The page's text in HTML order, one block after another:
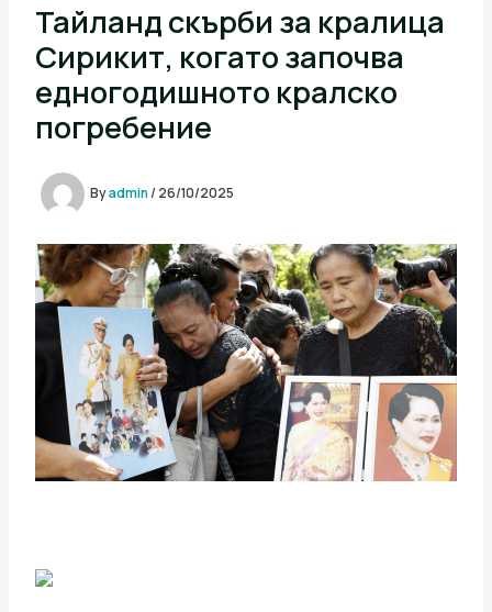
Тайланд скърби за кралица
Сирикит, когато започва
едногодишното кралско
погребение
Byadmin/ 26/10/2025